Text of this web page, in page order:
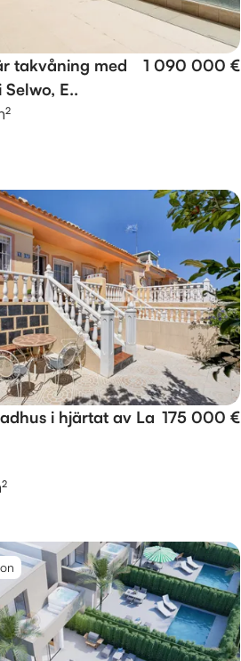
takvåning med
E..
1 090 000 €
i hjärtat av La 175 000 €